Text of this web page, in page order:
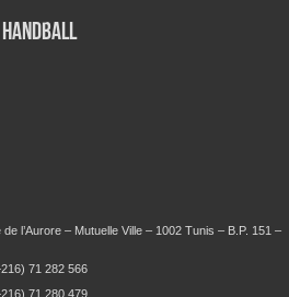
Handball
l’Aurore – Mutuelle Ville – 1002 Tunis – B.P. 151 –
71 282 566
71 280 479